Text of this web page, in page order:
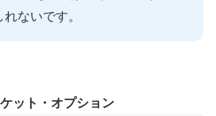
ないです。
ット・オプション